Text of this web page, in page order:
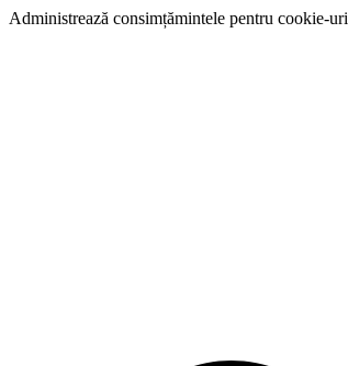
Administrează consimțămintele pentru cookie-uri